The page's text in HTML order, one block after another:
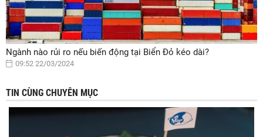
Ngành nào rủi ro nếu biến động tại Biển Đỏ kéo dài?
09:52 22/03/2024
TIN CÙNG CHUYÊN MỤC